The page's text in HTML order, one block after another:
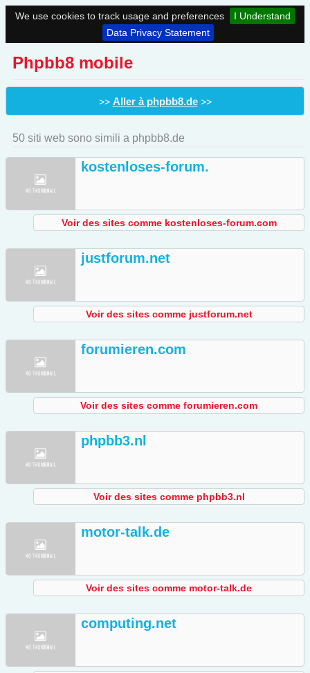
We use cookies to track usage and preferences
I Understand
Data Privacy Statement
Phpbb8 mobile
>> Aller à phpbb8.de>>
50 siti web sono simili a phpbb8.de
kostenloses-forum.
Voir des sites comme kostenloses-forum.com
justforum.net
Voir des sites comme justforum.net
forumieren.com
Voir des sites comme forumieren.com
phpbb3.nl
Voir des sites comme phpbb3.nl
motor-talk.de
Voir des sites comme motor-talk.de
computing.net